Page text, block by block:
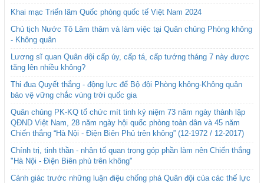
Khai mạc Triển lãm Quốc phòng quốc tế Việt Nam 2024
Chủ tịch Nước Tô Lâm thăm và làm việc tại Quân chủng Phòng không
- Không quân
Lương sĩ quan Quân đội cấp úy, cấp tá, cấp tướng tháng 7 này được
tăng lên nhiều không?
Thi đua Quyết thắng - động lực để Bộ đội Phòng không-Không quân
bảo vệ vững chắc vùng trời quốc gia
Quân chủng PK-KQ tổ chức mít tinh kỷ niệm 73 năm ngày thành lập
QĐND Việt Nam, 28 năm ngày hội quốc phòng toàn dân và 45 năm
Chiến thắng “Hà Nội - Điện Biên Phủ trên không” (12-1972 / 12-2017)
Chính trị, tinh thần - nhân tố quan trọng góp phần làm nên Chiến thắng
"Hà Nội - Điện Biên phủ trên không"
Cảnh giác trước những luận điệu chống phá Quân đội của các thế lực